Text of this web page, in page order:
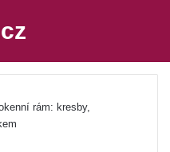
rám: kresby,